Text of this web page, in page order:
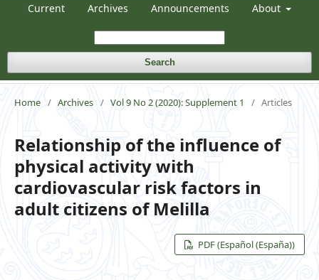
Current Archives Announcements About
Search
Home / Archives / Vol 9 No 2 (2020): Supplement 1 / Articles
Relationship of the influence of
physical activity with
cardiovascular risk factors in
adult citizens of Melilla
PDF (Español (España))